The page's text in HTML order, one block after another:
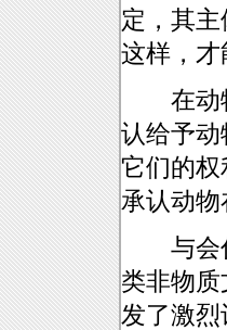
定，其
这样，才
在动物
认给予动
它们的
承认动物
与会代
类非物
发了激烈